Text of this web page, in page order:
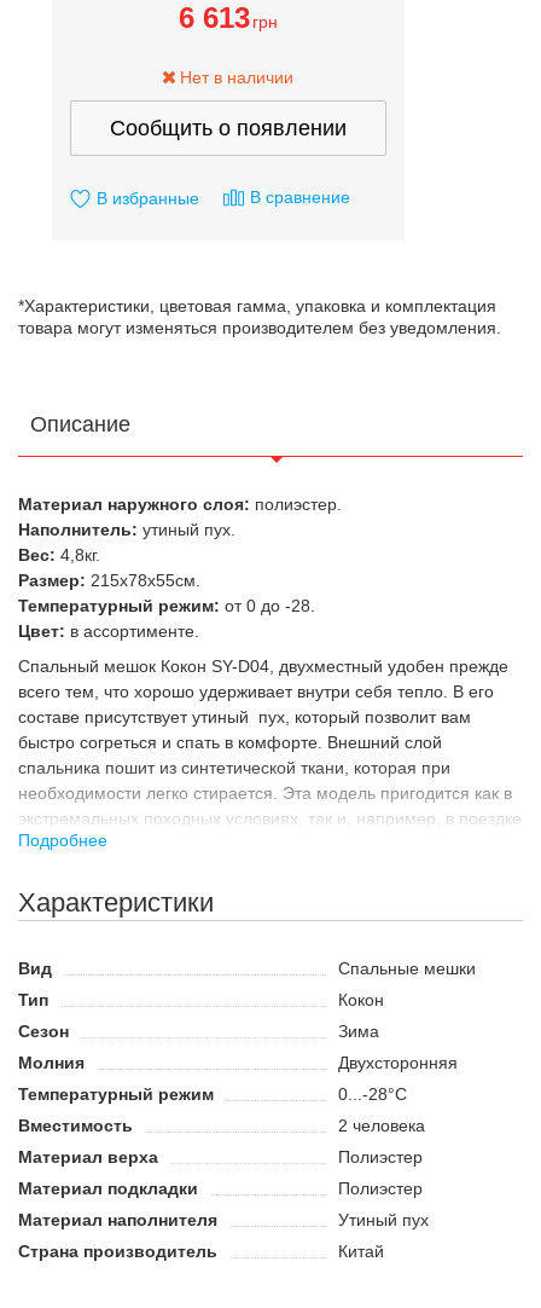
6 613 грн
Нет в наличии
Сообщить о появлении
В избранные В сравнение
*Характеристики, цветовая гамма, упаковка и комплектация
товара могут изменяться производителем без уведомления.
Описание
Материал наружного слоя: полиэстер.
Наполнитель: утиный пух.
Вес: 4,8кг.
Размер: 215х78х55см.
Температурный режим: от 0 до -28.
Цвет: в ассортименте.
Спальный мешок Кокон SY-D04, двухместный удобен прежде
всего тем, что хорошо удерживает внутри себя тепло. В его
составе присутствует утиный пух, который позволит вам
быстро согреться и спать в комфорте. Внешний слой
спальника пошит из синтетической ткани, которая при
необходимости легко стирается. Эта модель пригодится как в
экстремальных походных условиях, так и, например, в поездке
на дачу, лишенную удобств.
форма кокон;
Подробнее
Характеристики
Вид
Спальные мешки
Тип
Кокон
Сезон
Зима
Молния
Двухсторонняя
Температурный режим
0...-28°C
Вместимость
2 человека
Материал верха
Полиэстер
Материал подкладки
Полиэстер
Материал наполнителя
Утиный пух
Страна производитель
Китай